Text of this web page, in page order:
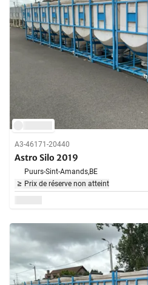
A3-46171-20440
Astro Silo 2019
Puurs-Sint-Amands,BE
Prix de réserve non atteint